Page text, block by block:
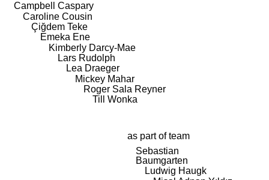
Campbell Caspary
Caroline Cousin
Çiğdem Teke
Emeka Ene
Kimberly Darcy-Mae
Lars Rudolph
Lea Draeger
Mickey Mahar
Roger Sala Reyner
Till Wonka
as part of team
Sebastian
Baumgarten
Ludwig Haugk